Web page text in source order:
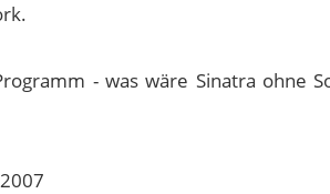
- was wäre Sinatra ohne